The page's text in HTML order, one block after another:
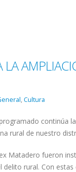
,Cultura
continúa
rural de nuestro
Matadero fueron
delito rural. Con